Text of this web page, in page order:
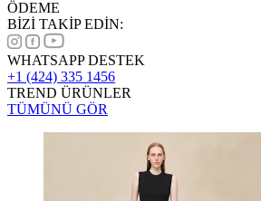
ÖDEME
BİZİ TAKİP EDİN:
WHATSAPP DESTEK
+1 (424) 335 1456
TREND ÜRÜNLER
TÜMÜNÜ GÖR